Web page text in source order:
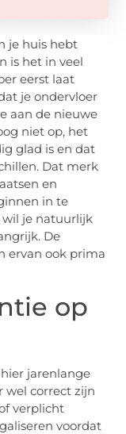
je huis hebt
is het in veel
eerst laat
je ondervloer
aan de nieuwe
niet op, het
glad is en dat
Dat merk
en
in te
wil je natuurlijk
De
ervan ook prima
op
jarenlange
wel correct zijn
verplicht
voordat